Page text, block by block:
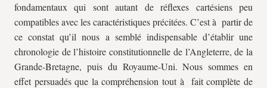
fondamentaux qui sont autant de réflexes cartésiens peu
compatibles avec les caractéristiques précitées. C’est à partir de
ce constat qu’il nous a semblé indispensable d’établir une
chronologie de l’histoire constitutionnelle de l’Angleterre, de la
Grande-Bretagne, puis du Royaume-Uni. Nous sommes en
effet persuadés que la compréhension tout à fait complète de